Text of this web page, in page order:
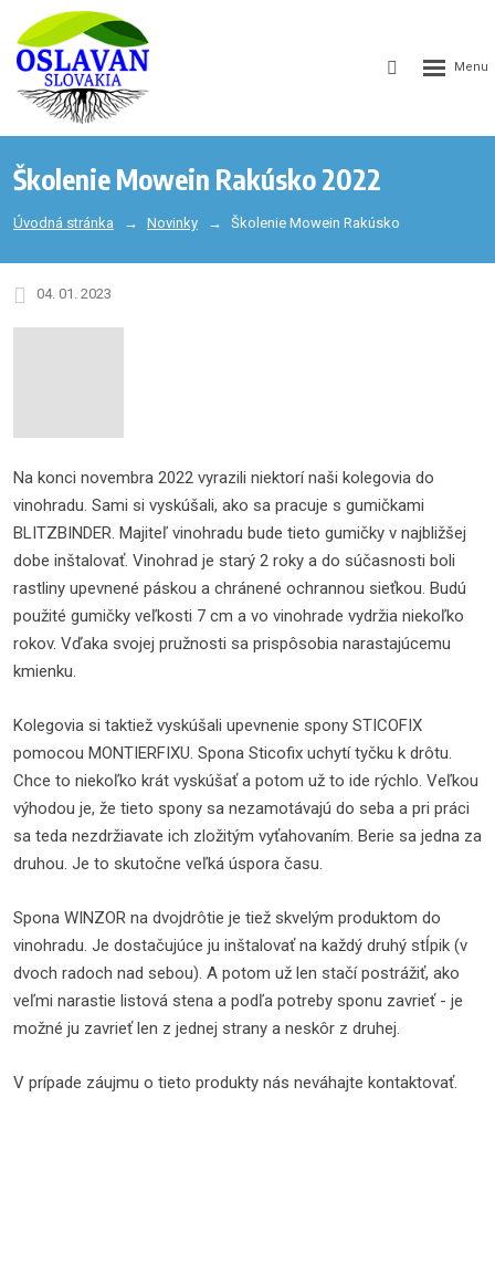
Školenie Mowein Rakúsko 2022
Úvodná stránka Novinky Školenie Mowein Rakúsko
04. 01. 2023
Na konci novembra 2022 vyrazili niektorí naši kolegovia do
vinohradu. Sami si vyskúšali, ako sa pracuje s gumičkami
BLITZBINDER. Majiteľ vinohradu bude tieto gumičky v najbližšej
dobe inštalovať. Vinohrad je starý 2 roky a do súčasnosti boli
rastliny upevnené páskou a chránené ochrannou sieťkou. Budú
použité gumičky veľkosti 7 cm a vo vinohrade vydržia niekoľko
rokov. Vďaka svojej pružnosti sa prispôsobia narastajúcemu
kmienku.
Kolegovia si taktiež vyskúšali upevnenie spony STICOFIX
pomocou MONTIERFIXU. Spona Sticofix uchytí tyčku k drôtu.
Chce to niekoľko krát vyskúšať a potom už to ide rýchlo. Veľkou
výhodou je, že tieto spony sa nezamotávajú do seba a pri práci
sa teda nezdržiavate ich zložitým vyťahovaním. Berie sa jedna za
druhou. Je to skutočne veľká úspora času.
Spona WINZOR na dvojdrôtie je tiež skvelým produktom do
vinohradu. Je dostačujúce ju inštalovať na každý druhý stĺpik (v
dvoch radoch nad sebou). A potom už len stačí postrážiť, ako
veľmi narastie listová stena a podľa potreby sponu zavrieť - je
možné ju zavrieť len z jednej strany a neskôr z druhej.
V prípade záujmu o tieto produkty nás neváhajte kontaktovať.